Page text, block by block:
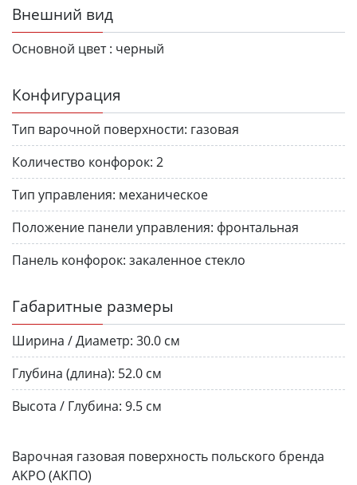
Внешний вид
Основной цвет : черный
Конфигурация
Тип варочной поверхности: газовая
Количество конфорок: 2
Тип управления: механическое
Положение панели управления: фронтальная
Панель конфорок: закаленное стекло
Габаритные размеры
Ширина / Диаметр: 30.0 см
Глубина (длина): 52.0 см
Высота / Глубина: 9.5 см
Варочная газовая поверхность польского бренда
AKPO (АКПО)